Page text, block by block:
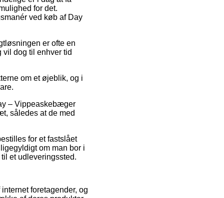
for det.
ved køb af Day
er ofte en
dog til enhver tid
om et øjeblik, og i
– Vippeaskebæger
således at de med
for et fastslået
om man bor i
et udleveringssted.
foretagender, og